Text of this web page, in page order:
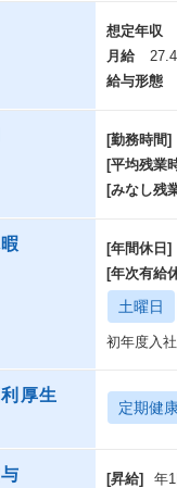
想定年収
月給
給与形態
[勤務時間]
[平均残業
[みなし残
[年間休日]
[年次有給
土曜日
初年度入
厚生
定期健
[昇給]
年